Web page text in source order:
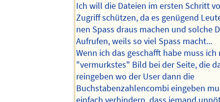
Ich will die Dateien im ersten Schritt
Zugriff schützen, da es genügend
nen Spass draus machen und solche
Aufrufen, weils so viel Spass macht...
Wenn ich das geschafft habe muss
"vermurkstes" Bild bei der Seite, die
reingeben wo der User dann die
Buchstabenzahlencombi eingeben